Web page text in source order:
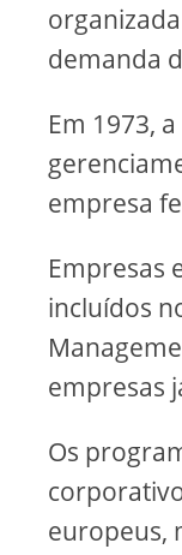
demanda
Em 1973,
empresa
Empresas
incluídos
empresas
Os
europeus,